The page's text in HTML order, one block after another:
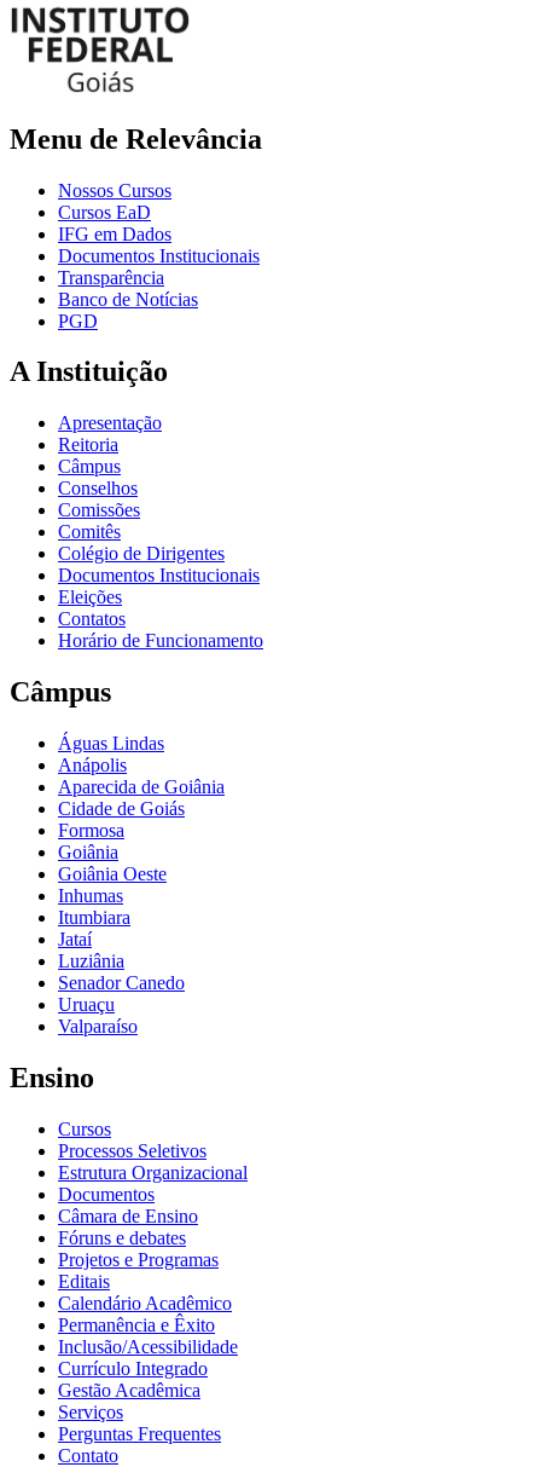
Menu de Relevância
Nossos Cursos
Cursos EaD
IFG em Dados
Documentos Institucionais
Transparência
Banco de Notícias
PGD
A Instituição
Apresentação
Reitoria
Câmpus
Conselhos
Comissões
Comitês
Colégio de Dirigentes
Documentos Institucionais
Eleições
Contatos
Horário de Funcionamento
Câmpus
Águas Lindas
Anápolis
Aparecida de Goiânia
Cidade de Goiás
Formosa
Goiânia
Goiânia Oeste
Inhumas
Itumbiara
Jataí
Luziânia
Senador Canedo
Uruaçu
Valparaíso
Ensino
Cursos
Processos Seletivos
Estrutura Organizacional
Documentos
Câmara de Ensino
Fóruns e debates
Projetos e Programas
Editais
Calendário Acadêmico
Permanência e Êxito
Inclusão/Acessibilidade
Currículo Integrado
Gestão Acadêmica
Serviços
Perguntas Frequentes
Contato